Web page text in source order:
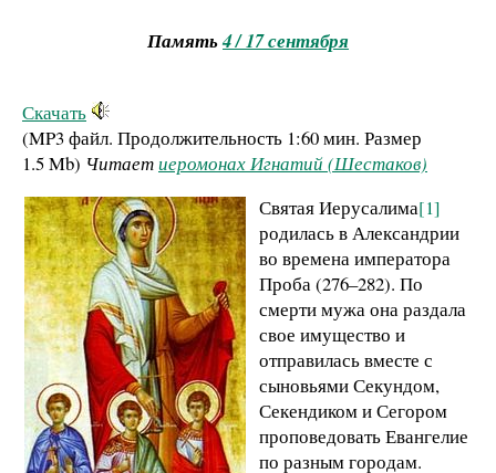
Память4 / 17 сентября
Скачать
(MP3 файл. Продолжительность 1:60 мин. Размер
1.5 Mb) Читаетиеромонах Игнатий (Шестаков)
Святая Иерусалима[1]
родилась в Александрии
во времена императора
Проба (276–282). По
смерти мужа она раздала
свое имущество и
отправилась вместе с
сыновьями Секундом,
Секендиком и Сегором
проповедовать Евангелие
по разным городам.